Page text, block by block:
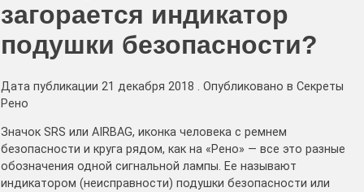
загорается индикатор
подушки безопасности?
Дата публикации 21 декабря 2018 . Опубликовано в Секреты
Рено
Значок SRS или AIRBAG, иконка человека с ремнем
безопасности и круга рядом, как на «Рено» — все это разные
обозначения одной сигнальной лампы. Ее называют
индикатором (неисправности) подушки безопасности или